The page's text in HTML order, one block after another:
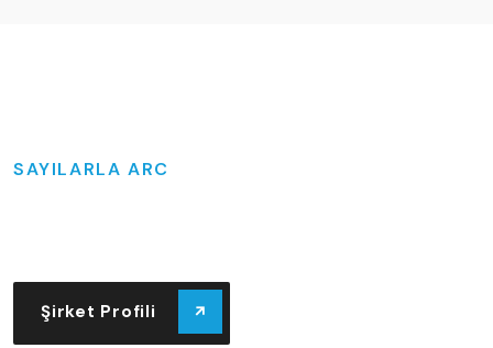
SAYILARLA ARC
Şirket Profili